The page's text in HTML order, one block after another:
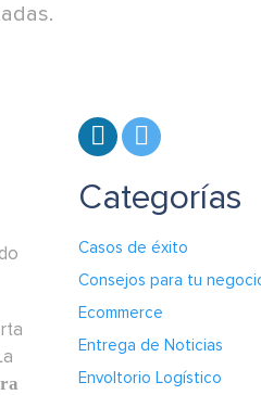
Categorías
Casos de éxito
Consejos para tu
Ecommerce
Entrega de Noticias
Envoltorio Logístico